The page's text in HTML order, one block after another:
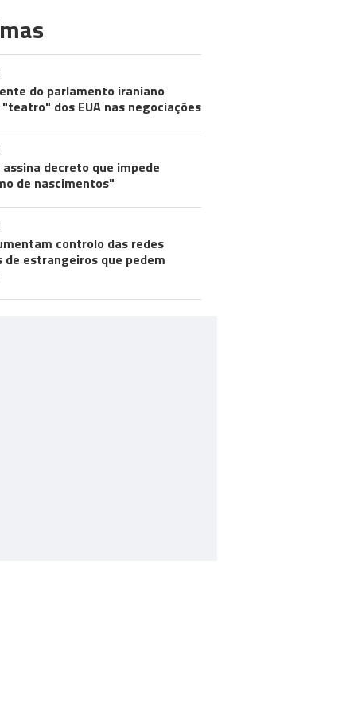
do parlamento iraniano
dos EUA nas negociações
assina decreto que impede
de nascimentos"
controlo das redes
de estrangeiros que pedem